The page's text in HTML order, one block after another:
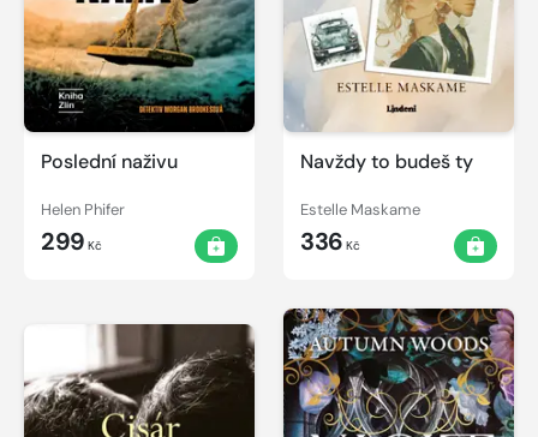
Poslední naživu
Helen Phifer
299 Kč
Navždy to budeš ty
Estelle Maskame
336 Kč